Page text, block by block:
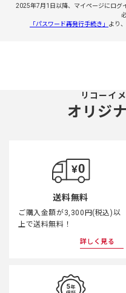
2025年7月1日以降、マイページにログ
「パスワード再発行手続き」 より
リコーイ
オリジ
送料無料
ご購入金額が3,300円(税込)以
上で送料無料！
詳しく見る